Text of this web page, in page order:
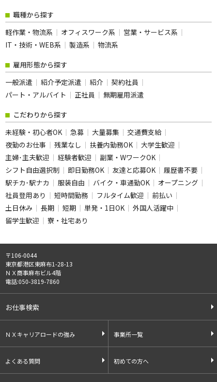
即日勤務OK
友達と応募OK
履歴書不要
駅チカ･駅ナカ
オープニング
短時間勤務
フルタイム歓迎
前払い
土日休み
長期
単発・1日OK
外国人活躍中
留学生歓迎
寮・社宅あり
フリーワード
0 件
職種から探す
軽作業・物流系
オフィスワーク系
営業・サービス系
IT・技術・WEB系
製造系 物流系
雇用形態から探す
一般派遣
紹介予定派遣 紹介
契約社員
パート・アルバイト
正社員 無期雇用派遣
こだわりから探す
未経験・初心者OK
急募 大量募集
交通費支給
夜勤のお仕事
残業なし 扶養内勤務OK
大学生歓迎
主婦･主夫歓迎
経験者歓迎
副業・WワークOK
シフト自由選択制
即日勤務OK 友達と応募OK
履歴書不要
駅チカ･駅ナカ
服装自由 バイク・車通勤OK
オープニング
社員登用あり
短時間勤務 フルタイム歓迎
前払い
土日休み
長期 短期 単発・1日OK
外国人活躍中
留学生歓迎
寮・社宅あり
〒106-0044
東京都港区東麻布1-28-13
ＮＸ商事麻布ビル4階
電話:050-3819-7860
お仕事検索
ＮＸキャリアロードの強み 事業所一覧
よくある質問 初めての方へ